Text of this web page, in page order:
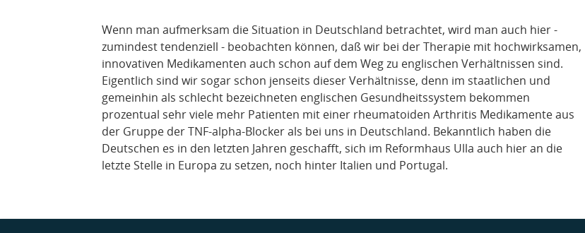
Wenn man aufmerksam die Situation in Deutschland betrachtet, wird man auch hier -
zumindest tendenziell - beobachten können, daß wir bei der Therapie mit hochwirksamen,
innovativen Medikamenten auch schon auf dem Weg zu englischen Verhältnissen sind.
Eigentlich sind wir sogar schon jenseits dieser Verhältnisse, denn im staatlichen und
gemeinhin als schlecht bezeichneten englischen Gesundheitssystem bekommen
prozentual sehr viele mehr Patienten mit einer rheumatoiden Arthritis Medikamente aus
der Gruppe der TNF-alpha-Blocker als bei uns in Deutschland. Bekanntlich haben die
Deutschen es in den letzten Jahren geschafft, sich im Reformhaus Ulla auch hier an die
letzte Stelle in Europa zu setzen, noch hinter Italien und Portugal.